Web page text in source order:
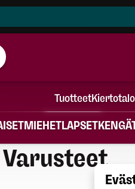
Tuotteet
MIEHETLAPSET